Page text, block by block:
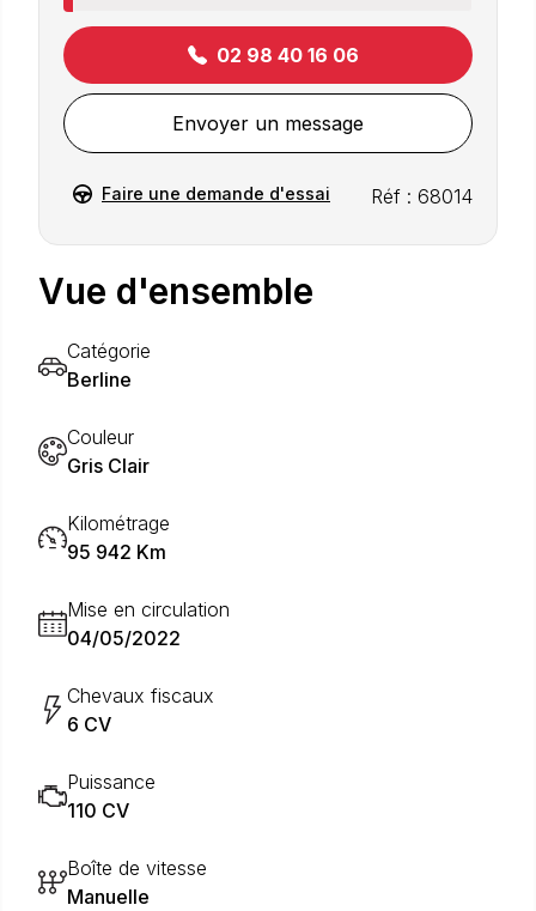
02 98 40 16 06
Envoyer un message
Faire une demande d'essai Réf : 68014
Vue d'ensemble
Catégorie
Berline
Couleur
Gris Clair
Kilométrage
95 942 Km
Mise en circulation
04/05/2022
Chevaux fiscaux
6 CV
Puissance
110 CV
Boîte de vitesse
Manuelle